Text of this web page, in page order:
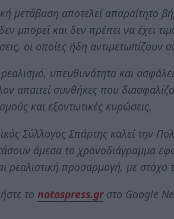
μετάβαση αποτελεί απαραίτητο
μπορεί και δεν πρέπει να έχει
οι οποίες ήδη αντιμετωπίζουν
υπευθυνότητα και
απαιτεί συνθήκες που
και εξοντωτικές κυρώσεις.
Σύλλογος Σπάρτης καλεί την
άμεσα το χρονοδιάγραμμα
ρεαλιστική προσαρμογή, με στόχο
το notospress.grστο Google